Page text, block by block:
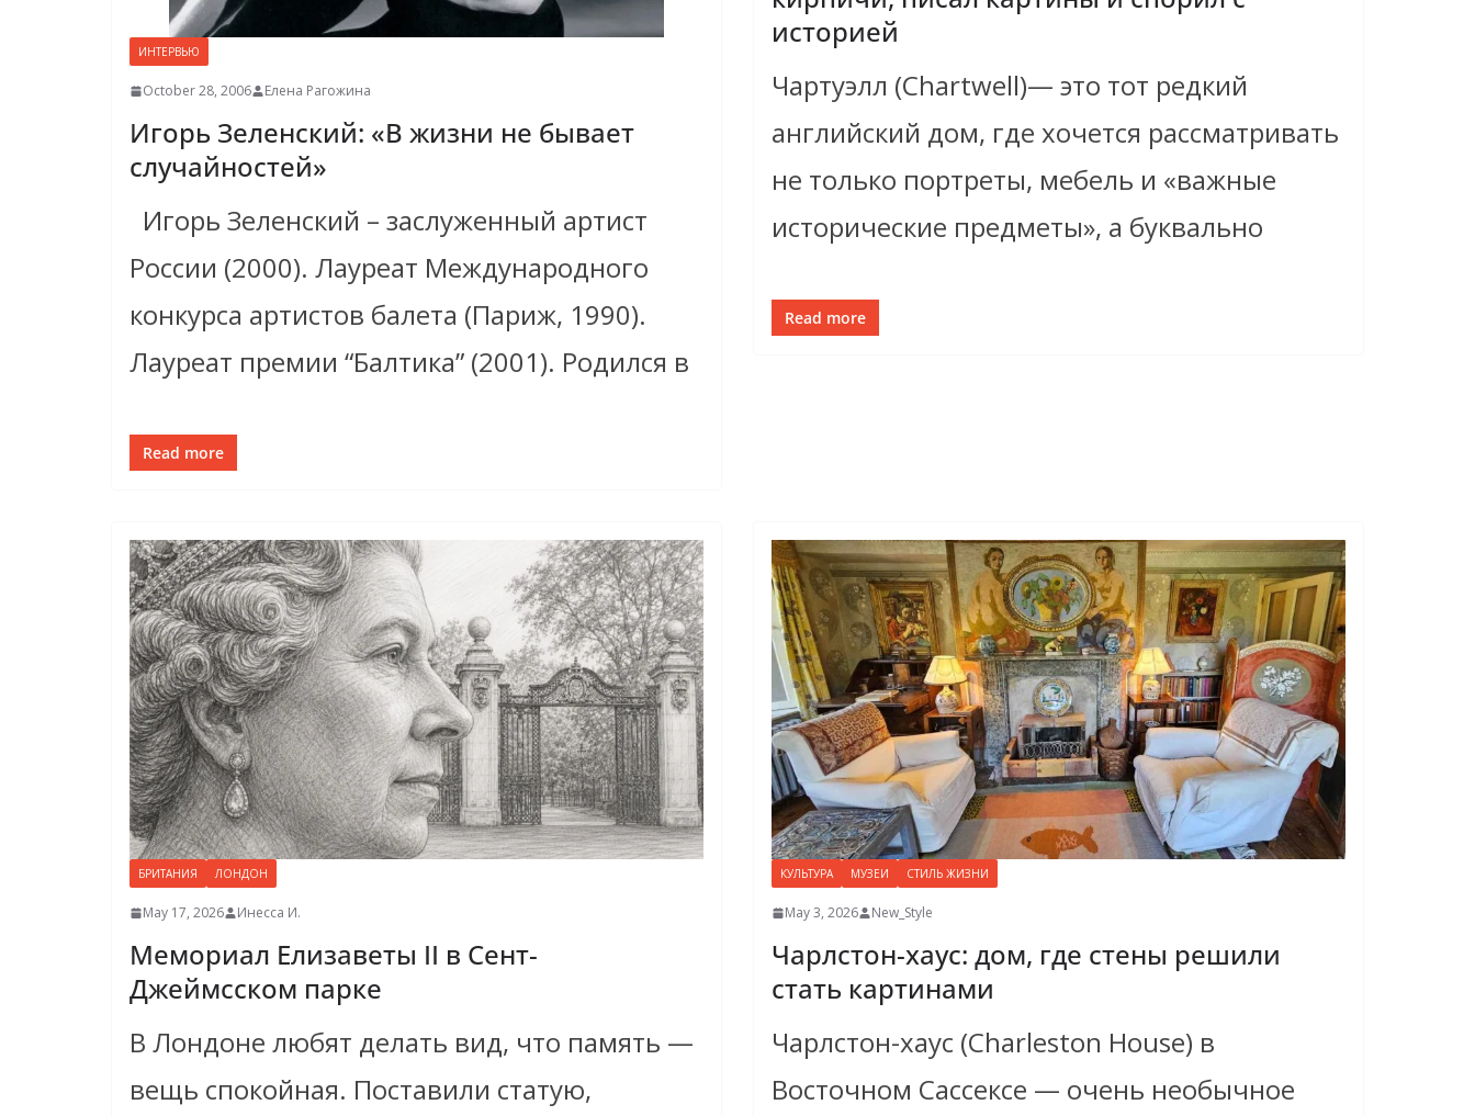
ИНТЕРВЬЮ
October 28, 2006 Елена Рагожина
Игорь Зеленский: «В жизни не бывает
случайностей»
Игорь Зеленский – заслуженный артист
России (2000). Лауреат Международного
конкурса артистов балета (Париж, 1990).
Лауреат премии “Балтика” (2001). Родился в
Read more
историей
Чартуэлл (Chartwell)— это тот редкий
английский дом, где хочется рассматривать
не только портреты, мебель и «важные
исторические предметы», а буквально
Read more
БРИТАНИЯ ЛОНДОН
May 17, 2026 Инесса И.
Мемориал Елизаветы II в Сент-
Джеймсском парке
В Лондоне любят делать вид, что память —
вещь спокойная. Поставили статую,
КУЛЬТУРА МУЗЕИ СТИЛЬ ЖИЗНИ
May 3, 2026 New_Style
Чарлстон-хаус: дом, где стены решили
стать картинами
Чарлстон-хаус (Charleston House) в
Восточном Сассексе — очень необычное